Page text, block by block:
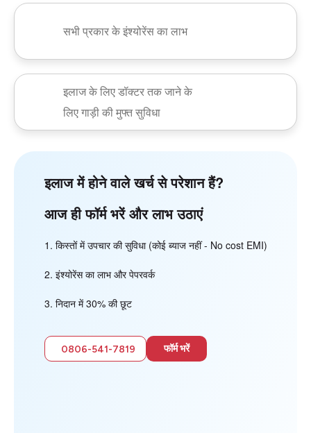
सभी प्रकार के इंश्योरेंस का लाभ
इलाज के लिए डॉक्टर तक जाने के
लिए गाड़ी की मुफ्त सुविधा
इलाज में होने वाले खर्च से परेशान हैं?
आज ही फॉर्म भरें और लाभ उठाएं
किस्तों में उपचार की सुविधा (कोई ब्याज नहीं - No cost EMI)
इंश्योरेंस का लाभ और पेपरवर्क
निदान में 30% की छूट
0806-541-7819 फॉर्म भरें